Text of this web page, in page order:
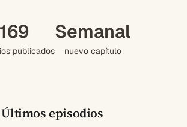
169
publicados
Semanal
nuevo capítulo
Últimos episodios